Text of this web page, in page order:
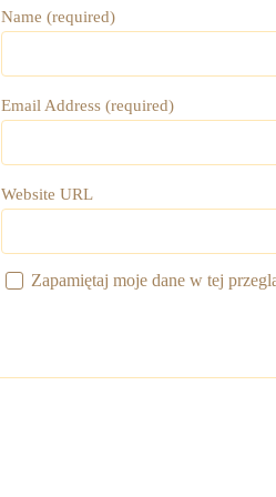
Name (required)
Email Address (required)
Website URL
Zapamiętaj moje dane w tej